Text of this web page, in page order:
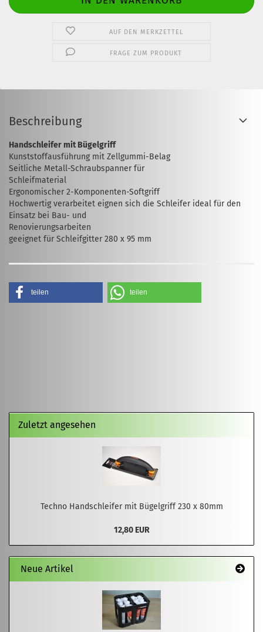
AUF DEN MERKZETTEL
FRAGE ZUM PRODUKT
Beschreibung
Handschleifer mit Bügelgriff
Kunststoffausführung mit Zellgummi-Belag
Seitliche Metall-Schraubspanner für
Schleifmaterial
Ergonomischer 2-Komponenten-Softgriff
Hochwertig verarbeitet eignen sich die Schleifer ideal für den
Einsatz bei Bau- und
Renovierungsarbeiten
geeignet für Schleifgitter 280 x 95 mm
teilen teilen
Zuletzt angesehen
Techno Handschleifer mit Bügelgriff 230 x 80mm
12,80 EUR
Neue Artikel